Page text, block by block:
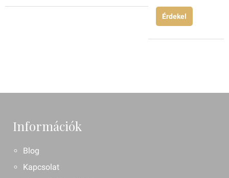
Érdekel
Információk
Blog
Kapcsolat